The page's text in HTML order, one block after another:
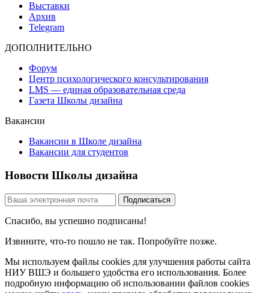
Выставки
Архив
Telegram
ДОПОЛНИТЕЛЬНО
Форум
Центр психологического консультирования
LMS — единая образовательная среда
Газета Школы дизайна
Вакансии
Вакансии в Школе дизайна
Вакансии для студентов
Новости Школы дизайна
Спасибо, вы успешно подписаны!
Извините, что-то пошло не так. Попробуйте позже.
Мы используем файлы cookies для улучшения работы сайта
НИУ ВШЭ и большего удобства его использования. Более
подробную информацию об использовании файлов cookies